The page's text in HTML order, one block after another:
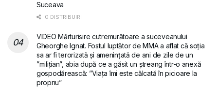
Suceava
0 DISTRIBUIRI
VIDEO Mărturisire cutremurătoare a suceveanului
Gheorghe Ignat. Fostul luptător de MMA a aflat că soția
sa ar fi terorizată și amenințată de ani de zile de un
”milițian”, abia după ce a găsit un ștreang într-o anexă
gospodărească: ”Viața îmi este călcată în picioare la
propriu”